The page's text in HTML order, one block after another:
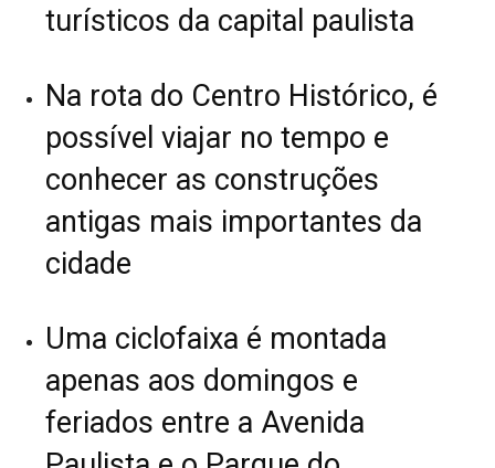
turísticos da capital paulista
Na rota do Centro Histórico, é
possível viajar no tempo e
conhecer as construções
antigas mais importantes da
cidade
Uma ciclofaixa é montada
apenas aos domingos e
feriados entre a Avenida